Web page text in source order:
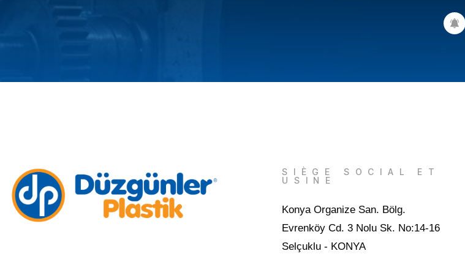
SIÈGE SOCIAL ET
USINE
Konya Organize San. Bölg.
Evrenköy Cd. 3 Nolu Sk. No:14-16
Selçuklu - KONYA